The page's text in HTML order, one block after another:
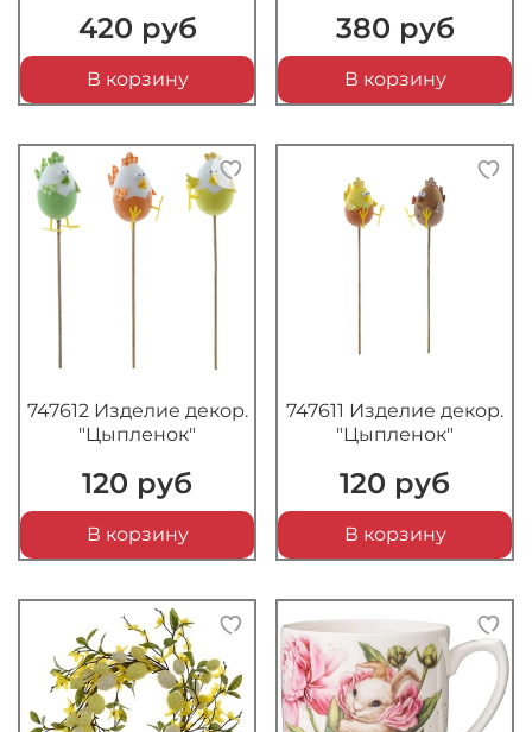
420 руб
В корзину
380 руб
В корзину
747612 Изделие декор.
"Цыпленок"
120 руб
В корзину
747611 Изделие декор.
"Цыпленок"
120 руб
В корзину